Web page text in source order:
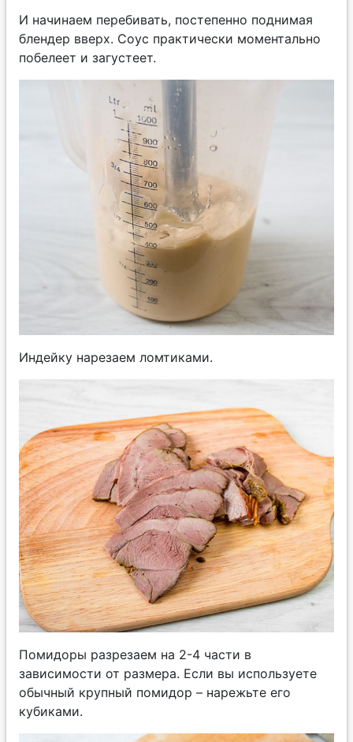
И начинаем перебивать, постепенно поднимая
блендер вверх. Соус практически моментально
побелеет и загустеет.
Индейку нарезаем ломтиками.
Помидоры разрезаем на 2-4 части в
зависимости от размера. Если вы используете
обычный крупный помидор – нарежьте его
кубиками.